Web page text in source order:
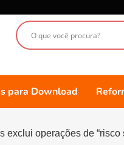
para Download
exclui operações de